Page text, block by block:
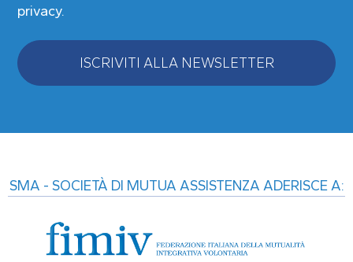
privacy.
ISCRIVITI ALLA NEWSLETTER
SMA - SOCIETÀ DI MUTUA ASSISTENZA ADERISCE A: